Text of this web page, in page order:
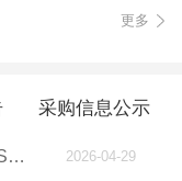
更多
采购信息公示
中国信达发布《2025年社会责任（ESG）报告》 2026-04-29